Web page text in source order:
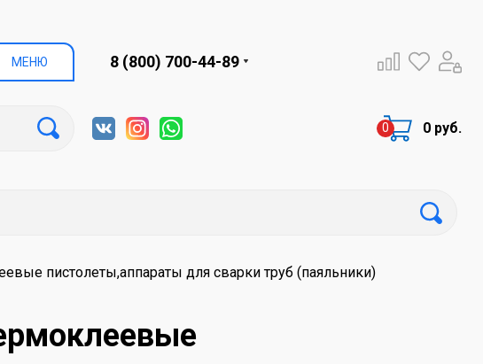
МЕНЮ 8 (800) 700-44-89
0 руб.
пистолеты,аппараты для сварки труб (паяльники)